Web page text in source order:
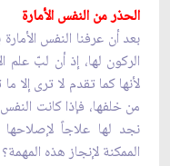
الحذر من النفس الأمارة
بعد أن عرفنا النفس
الركون لها، إذ أن لبّ علم
لأنها كما تقدم لا ترى
من خلفها، فإذا كانت
نجد لها علاجاً
الممكنة لإنجاز هذه المهمة؟